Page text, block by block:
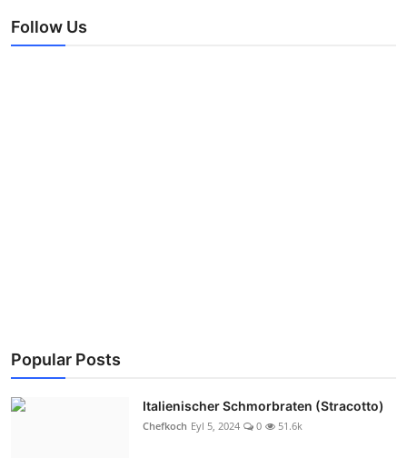
Follow Us
Popular Posts
Italienischer Schmorbraten (Stracotto)
Chefkoch Eyl 5, 2024 0 51.6k